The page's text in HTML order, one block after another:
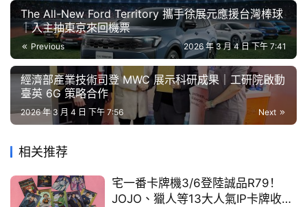
碑
中
古
車
行
百
大
中
古
車
「一天又平安地過去了，感謝飛天小女警的努力！」粉絲們
一進門就能看到氣勢滿滿的「飛天小女警大戰魔人啾啾」拍
照區，快來拍照留念先，若是想重溫動畫裡的經典回憶，別
錯過「尤教授與飛天小女警」背板、「飛天小女警與魔人啾
啾」櫥窗場景，以及將人氣角色一次收齊的「大集合背
板」。現場還有集結魔人啾啾、多金公主、毛茸怪獸及「愛
劇中不斷在製造災難的魔人啾啾、他及多金公主！離開前別
忘了在趣味感十足的「凸面鏡」前留影，把歡樂與和平帶回
日常生活中！
The All-New Ford Territory 攜手徐展元應援台灣棒球
｜入主抽東京來回機票
Previous 2026 年 3 月 4 日 下午 7:41
經濟部產業技術司登 MWC 展示科研成果｜工研院啟動
臺英 6G 策略合作
Next
2026 年 3 月 4 日 下午 7:56
相关推荐
宅一番卡牌機3/6登陸誠品R79！
JOJO、獵人等13大人氣IP卡牌收藏